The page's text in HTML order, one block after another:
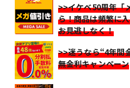
>>イケベ50周年「
ら！商品は頻繁に
お見逃しなく！
>>迷うなら“4年間
無金利キャンペーン